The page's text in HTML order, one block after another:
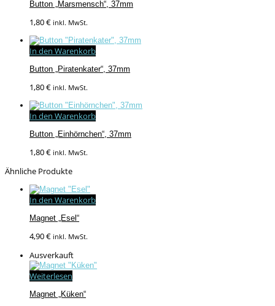
Button „Marsmensch“, 37mm
1,80€ inkl. MwSt.
In den Warenkorb
Button „Piratenkater“, 37mm
1,80€ inkl. MwSt.
In den Warenkorb
Button „Einhörnchen“, 37mm
1,80€ inkl. MwSt.
Ähnliche Produkte
In den Warenkorb
Magnet „Esel“
4,90€ inkl. MwSt.
Ausverkauft
Weiterlesen
Magnet „Küken“